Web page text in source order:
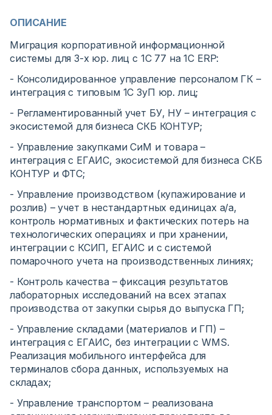
ОПИСАНИЕ
Миграция корпоративной информационной
системы для 3-х юр. лиц с 1С 77 на 1С ERP:
- Консолидированное управление персоналом ГК –
интеграция с типовым 1С ЗуП юр. лиц;
- Регламентированный учет БУ, НУ – интеграция с
экосистемой для бизнеса СКБ КОНТУР;
- Управление закупками СиМ и товара –
интеграция с ЕГАИС, экосистемой для бизнеса СКБ
КОНТУР и ФТС;
- Управление производством (купажирование и
розлив) – учет в нестандартных единицах а/а,
контроль нормативных и фактических потерь на
технологических операциях и при хранении,
интеграции с КСИП, ЕГАИС и с системой
помарочного учета на производственных линиях;
- Контроль качества – фиксация результатов
лабораторных исследований на всех этапах
производства от закупки сырья до выпуска ГП;
- Управление складами (материалов и ГП) –
интеграция с ЕГАИС, без интеграции с WMS.
Реализация мобильного интерфейса для
терминалов сбора данных, используемых на
складах;
- Управление транспортом – реализована